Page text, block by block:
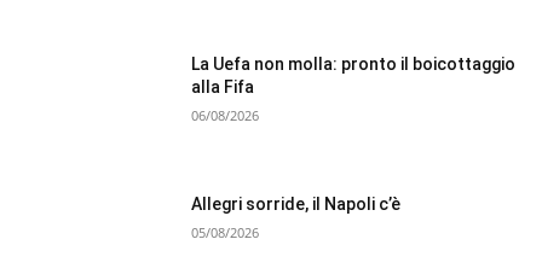
La Uefa non molla: pronto il boicottaggio
alla Fifa
06/08/2026
Allegri sorride, il Napoli c’è
05/08/2026